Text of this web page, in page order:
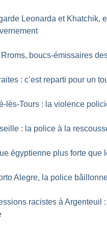
Leonarda et Khatchik,
Rroms, boucs-émissaires
: c’est reparti pour un
lès-Tours : la violence
: la police à la
égyptienne plus forte que
Alegre, la police
racistes à Argenteuil